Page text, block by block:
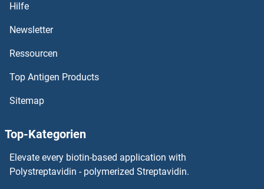
ADAMTS4 ELISA Kits
ADAMTS3 ELISA Kits
ADAMTS20 ELISA Kits
ADAMTS18 ELISA Kits
ADAMTS17 ELISA Kits
Hilfe
Newsletter
Ressourcen
Top Antigen Products
Sitemap
Top-Kategorien
Elevate every biotin-based application with
Polystreptavidin - polymerized Streptavidin.